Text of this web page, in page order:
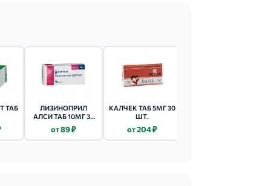
ТАБ
ЛИЗИНОПРИЛ
АЛСИ ТАБ 10МГ 30
от 89 ₽
КАЛЧЕК ТАБ 5МГ 30
ШТ.
от 204 ₽